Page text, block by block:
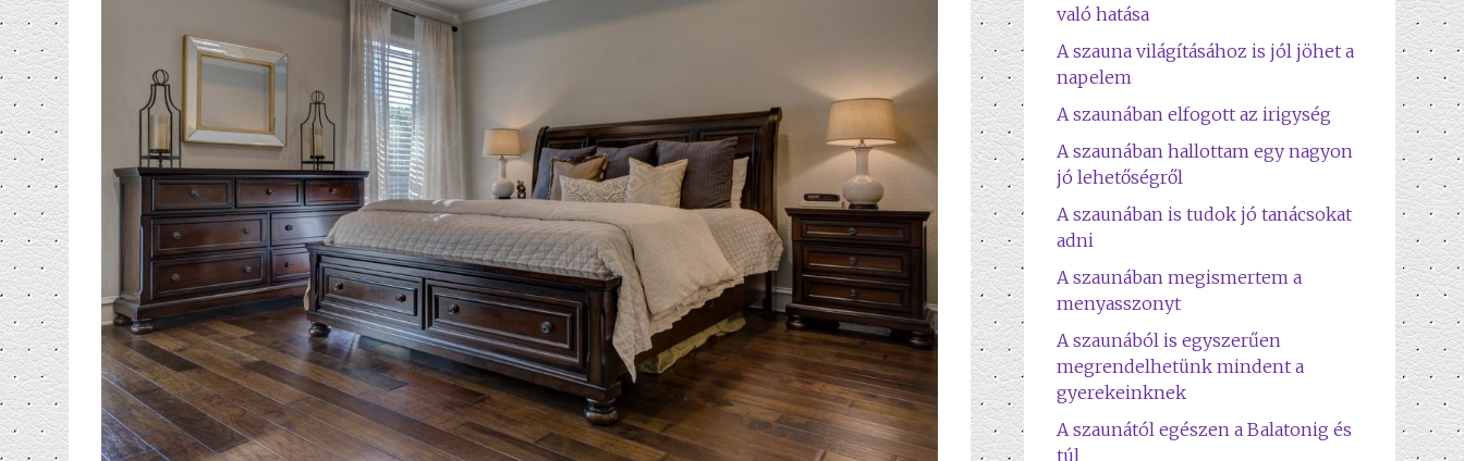
való hatása
A szauna világításához is jól jöhet a
napelem
A szaunában elfogott az irigység
A szaunában hallottam egy nagyon
jó lehetőségről
A szaunában is tudok jó tanácsokat
adni
A szaunában megismertem a
menyasszonyt
A szaunából is egyszerűen
megrendelhetünk mindent a
gyerekeinknek
A szaunától egészen a Balatonig és
túl